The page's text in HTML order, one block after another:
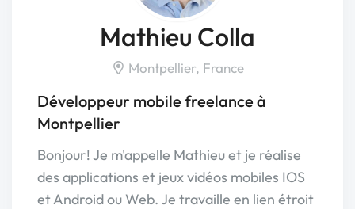
Mathieu Colla
Montpellier, France
Développeur mobile freelance à
Montpellier
Bonjour! Je m'appelle Mathieu et je réalise
des applications et jeux vidéos mobiles IOS
et Android ou Web. Je travaille en lien étroit